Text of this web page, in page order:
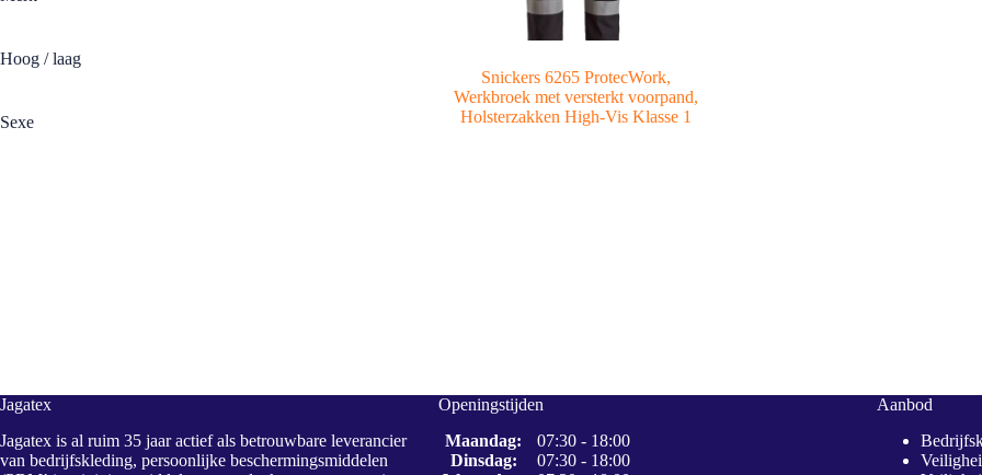
Snickers 6265 ProtecWork,
Werkbroek met versterkt voorpand,
Holsterzakken High-Vis Klasse 1
Hoog / laag
Sexe
Jagatex
Jagatex is al ruim 35 jaar actief als betrouwbare leverancier
van bedrijfskleding, persoonlijke beschermingsmiddelen
Openingstijden
Maandag:
07:30 - 18:00
Dinsdag:
07:30 - 18:00
Aanbod